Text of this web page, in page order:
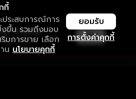
กี้
ประสบการณ์การ
งขึ้น รวมถึงมอบ
มการขาย เลือก
น นโยบายคุกกี้
การตั้งค่าคุกกี้
ยอมรับ
ว่า ไม่มีสะดุด
รรับชมที่ดีกว่า เปิด